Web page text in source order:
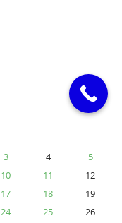
3 4
5
10 11
12
17 18
19
24 25
26